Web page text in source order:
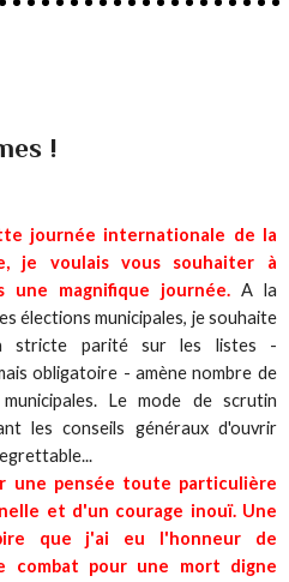
!
journée internationale de la
je voulais vous souhaiter à
une magnifique journée.A la
élections municipales, je souhaite
stricte parité sur les listes -
obligatoire - amène nombre de
Le mode de scrutin
les conseils généraux d'ouvrir
une pensée toute particulière
et d'un courage inouï. Une
que j'ai eu l'honneur de
pour une mort digne